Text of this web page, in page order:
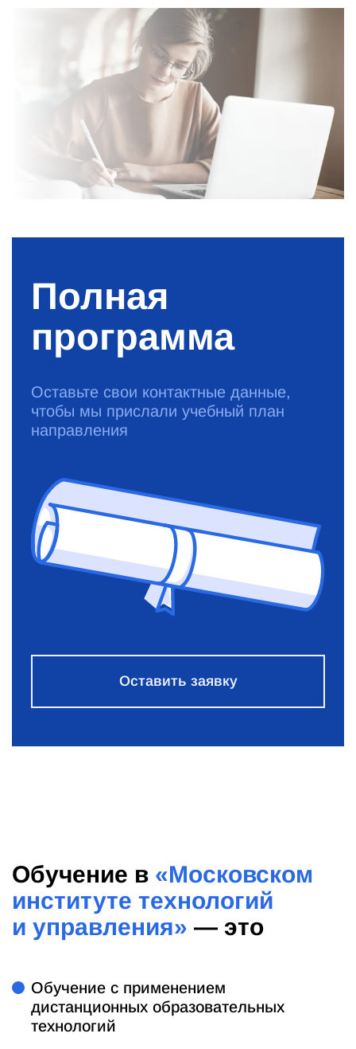
Полная
программа
Оставьте свои контактные данные,
чтобы мы прислали учебный план
направления
Оставить заявку
Обучение в «Московском
институте технологий
и управления» — это
Обучение с применением
дистанционных образовательных
технологий